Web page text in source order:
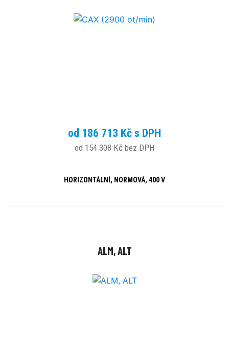
od 186 713 Kč s DPH
od 154 308 Kč bez DPH
HORIZONTÁLNÍ, NORMOVÁ, 400 V
ALM, ALT